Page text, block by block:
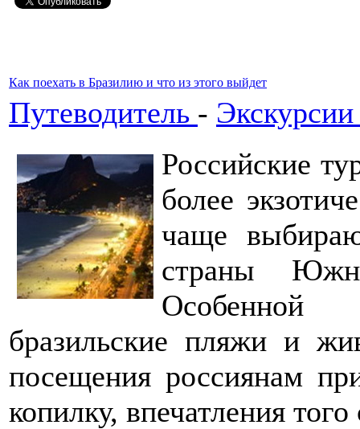
Как поехать в Бразилию и что из этого выйдет
Путеводитель -
Российские
более
чаще
страны
Особенной
бразильские пляжи и
посещения россиянам
копилку, впечатления того